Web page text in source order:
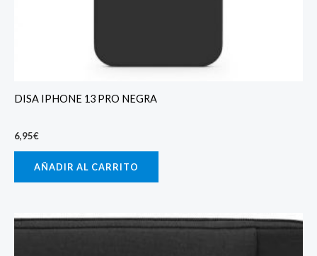
DISA IPHONE 13 PRO NEGRA
6,95€
AÑADIR AL CARRITO